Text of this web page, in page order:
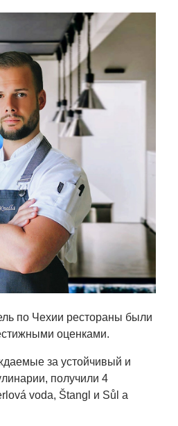
по Чехии рестораны были
оценками.
за устойчивый и
получили 4
voda, Štangl и Sůl a